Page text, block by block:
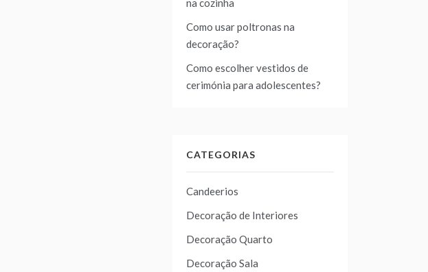
na cozinha
Como usar poltronas na
decoração?
Como escolher vestidos de
cerimónia para adolescentes?
CATEGORIAS
Candeerios
Decoração de Interiores
Decoração Quarto
Decoração Sala